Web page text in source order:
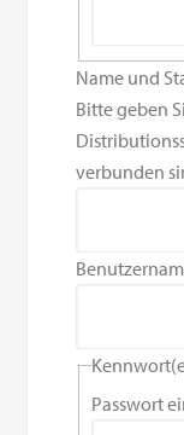
Name und
Bitte geben
verbunden
Kennwort
Passwort